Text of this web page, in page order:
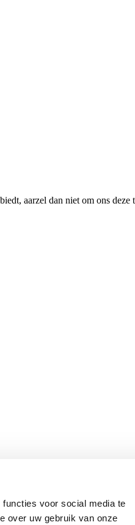
voor social media te
over uw gebruik van onze
aarzel dan niet om ons deze
Koninkrijk en Italië op de voet.